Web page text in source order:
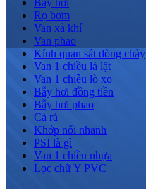
Bẫy hơi
Rọ bơm
Van xả khí
Van phao
Kính quan sát dòng chảy
Van 1 chiều lá lật
Van 1 chiều lò xo
Bẫy hơi đồng tiền
Bẫy hơi phao
Cà rá
Khớp nối nhanh
PSI là gì
Van 1 chiều nhựa
Lọc chữ Y PVC